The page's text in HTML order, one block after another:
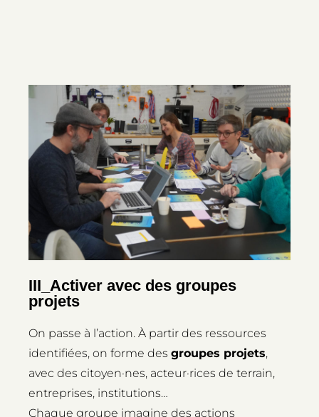
III_Activer avec des groupes
projets
On passe à l’action. À partir des ressources
identifiées, on forme des groupes projets,
avec des citoyen·nes, acteur·rices de terrain,
entreprises, institutions…
Chaque groupe imagine des actions